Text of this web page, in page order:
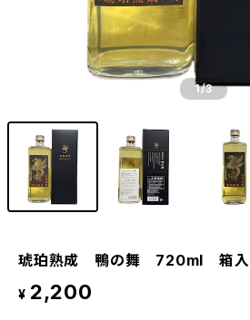
1/3
琥珀熟成 鴨の舞 720ml 箱入
¥ 2,200